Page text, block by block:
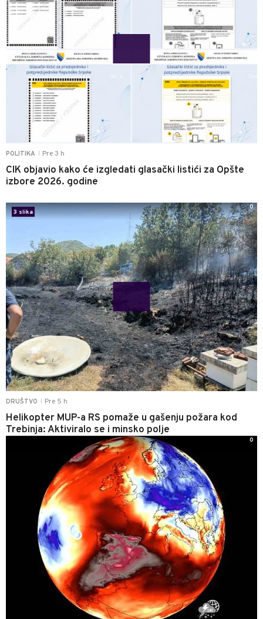
POLITIKA Pre 3 h
CIK objavio kako će izgledati glasački listići za Opšte
izbore 2026. godine
DRUŠTVO Pre 5 h
Helikopter MUP-a RS pomaže u gašenju požara kod
Trebinja: Aktiviralo se i minsko polje
3 slika
0
0